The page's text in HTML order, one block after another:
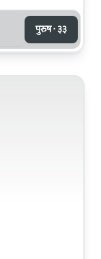
पुरुष · ३३